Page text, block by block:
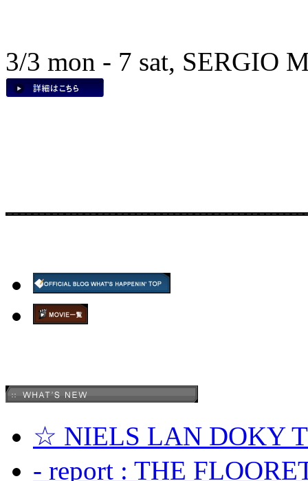
3/3 mon - 7 sat, SERGIO
☆ NIELS LAN DOKY
- report : THE